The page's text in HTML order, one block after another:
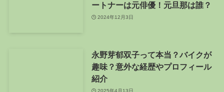
ートナーは元俳優！元旦那は誰？
2024年12月3日
永野芽郁双子って本当？バイクが
趣味？意外な経歴やプロフィール
紹介
2025年4月13日